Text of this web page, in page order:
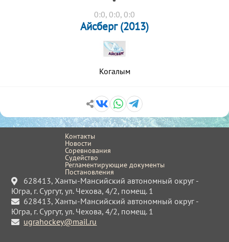
0:0, 0:0, 0:0
Айсберг (2013)
Когалым
Контакты
Новости
Соревнования
Судейство
Регламентирующие документы
Постановления
628413, Ханты-Мансийский автономный округ -
Югра, г. Сургут, ул. Чехова, 4/2, помещ. 1
628413, Ханты-Мансийский автономный округ -
Югра, г. Сургут, ул. Чехова, 4/2, помещ. 1
ugrahockey@mail.ru